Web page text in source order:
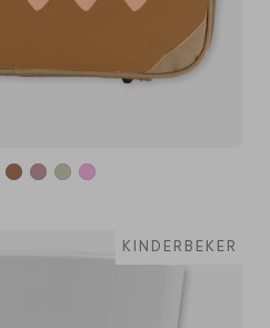
KINDERBEKER